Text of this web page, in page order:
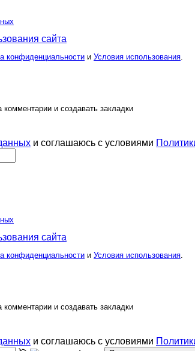
сайта
конфиденциальности и Условия использования.
и создавать закладки
и соглашаюсь с условиями
сайта
конфиденциальности и Условия использования.
и создавать закладки
и соглашаюсь с условиями